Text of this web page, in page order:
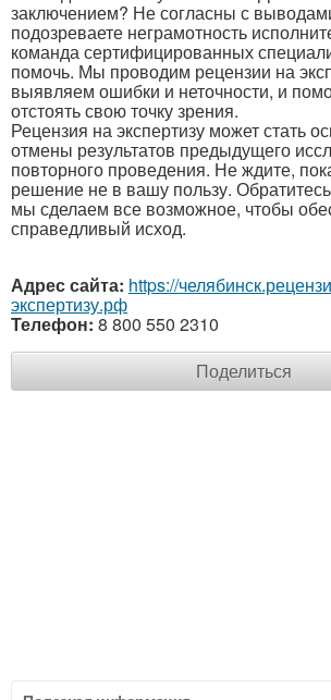
заключением? Не согласны с
подозреваете неграмотность
команда сертифицированных
помочь. Мы проводим рецензии на
выявляем ошибки и неточности, и
отстоять свою точку зрения.
Рецензия на экспертизу может стать
отмены результатов предыдущего
повторного проведения. Не ждите,
решение не в вашу пользу.
мы сделаем все возможное, чтобы
справедливый исход.
Адрес сайта: https://
экспертизу.рф
Телефон: 8 800 550 2310
Поделиться